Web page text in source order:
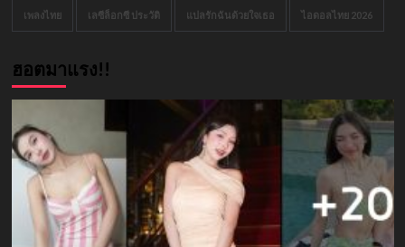
เพลงไทย เลซีล็อกซี ประวัติ แปลรักฉันด้วยใจเธอ ไอดอลไทย 2026
ฮอตมาแรง!!